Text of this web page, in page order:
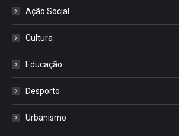
Ação Social
Cultura
Educação
Desporto
Urbanismo